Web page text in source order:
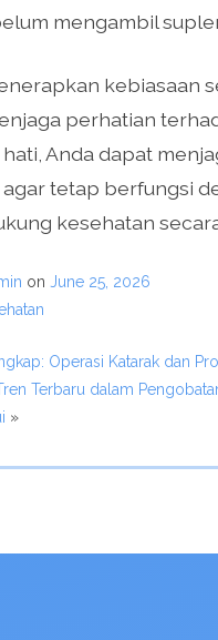
mengambil
kebiasaan
perhatian
Anda dapat
tetap berfungsi
kesehatan
onJune 25, 2026
Operasi Katarak dan
Terbaru dalam
»